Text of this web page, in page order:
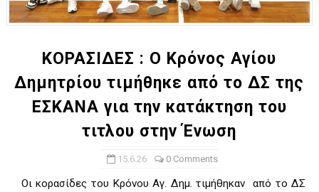
ΧΡΟΝΙΑ ΠΟΛΛΑ ΣΤΟ ΕΛΛΗΝΙΚΟ ΜΠΑΣΚΕΤ : 39Η ΕΠΕΤΕΙΟΣ ΑΠΟ
Ο δρόμος για τον 29ο τελικό κυπέλλου ανδρών ΕΣΚΑΝΑ
U21: Τεράστια πρόκριση για τον Πανελευσινιακό στον
Γ΄ανδρών play offs : "Σκληρό" καρύδι η Φιλία Περάματος
ΚΟΡΑΣΙΔΕΣ : Ο Κρόνος Αγίου
Δημητρίου τιμήθηκε από το ΔΣ της
ΕΣΚΑΝΑ για την κατάκτηση του
τιτλου στην Ένωση
15.6.26 0 Comments
Οι κορασίδες του Κρόνου Αγ. Δημ. τιμήθηκαν από το ΔΣ